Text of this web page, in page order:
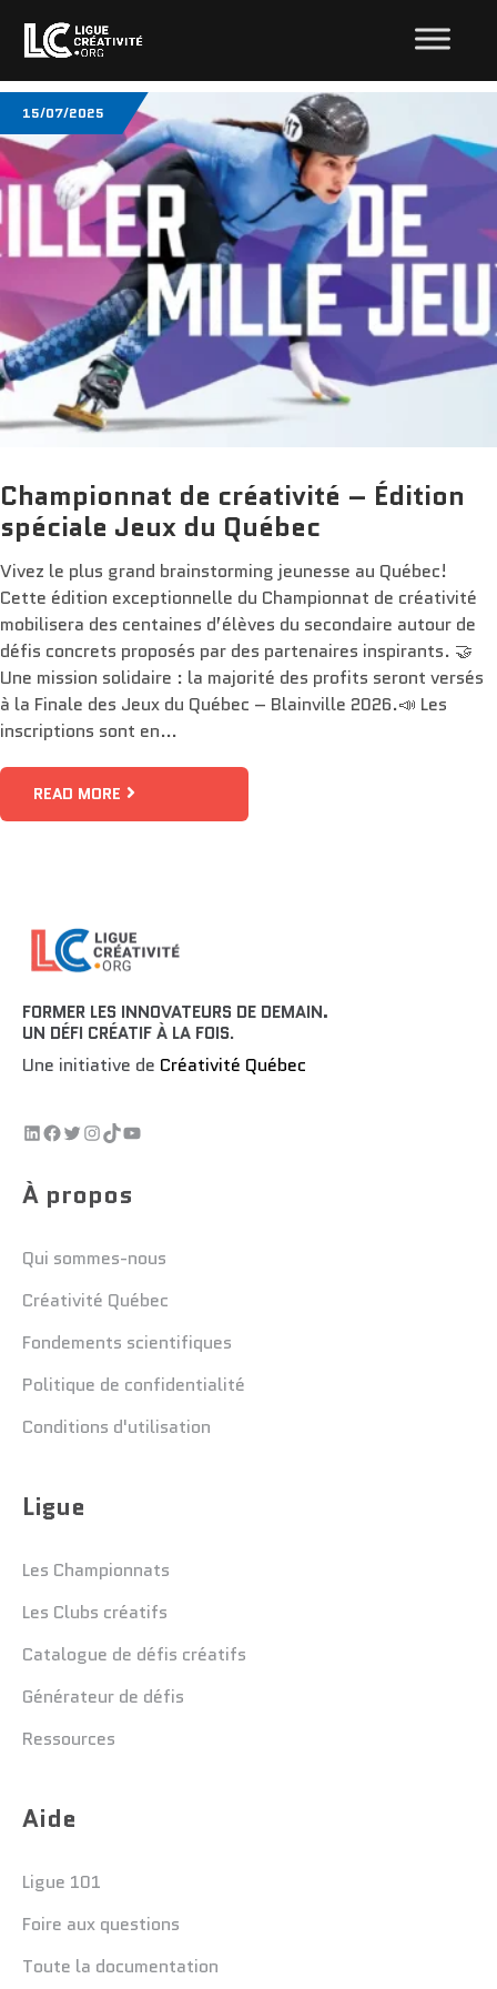
15/07/2025
Championnat de créativité – Édition
spéciale Jeux du Québec
Vivez le plus grand brainstorming jeunesse au Québec!
Cette édition exceptionnelle du Championnat de créativité
mobilisera des centaines d’élèves du secondaire autour de
défis concrets proposés par des partenaires inspirants. 🤝
Une mission solidaire : la majorité des profits seront versés
à la Finale des Jeux du Québec – Blainville 2026.📣 Les
inscriptions sont en…
READ MORE
FORMER LES INNOVATEURS DE DEMAIN.
UN DÉFI CRÉATIF À LA FOIS.
Une initiative de Créativité Québec
À propos
Qui sommes-nous
Créativité Québec
Fondements scientifiques
Politique de confidentialité
Conditions d'utilisation
Ligue
Les Championnats
Les Clubs créatifs
Catalogue de défis créatifs
Générateur de défis
Ressources
Aide
Ligue 101
Foire aux questions
Toute la documentation